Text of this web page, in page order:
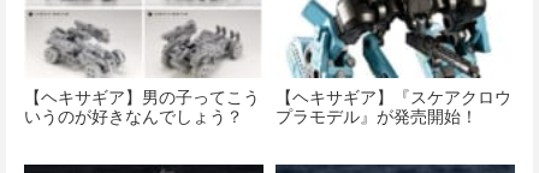
【ヘキサギア】男の子ってこう
いうのが好きなんでしょう？
【ヘキサギア】『スケアクロウ
プラモデル』が発売開始！